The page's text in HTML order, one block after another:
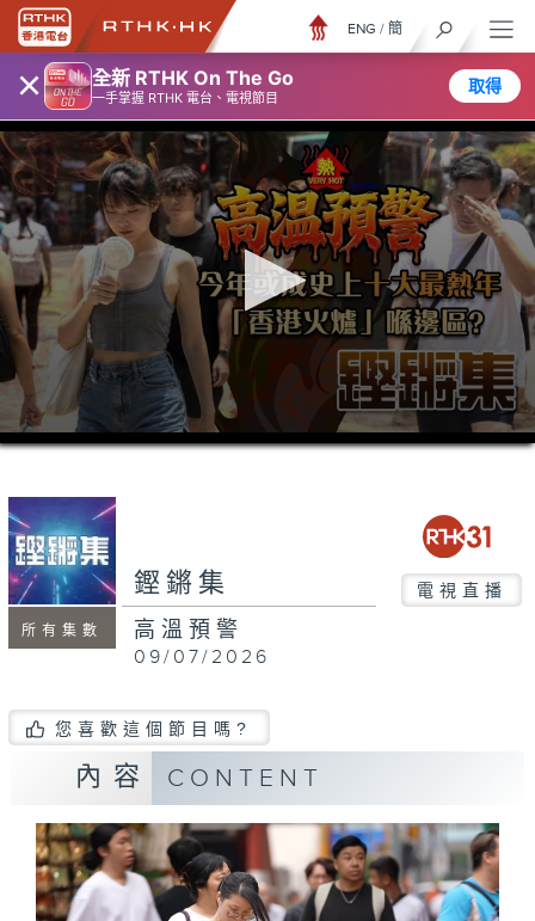
× 全新 RTHK On The Go
一手掌握 RTHK 電台、電視節目
取得
ENG / 簡
0
seconds
minutes,
42
seconds
所有集數
鏗鏘集 電視直播
高溫預警
09/07/2026
您喜歡這個節目嗎?
內容 CONTENT